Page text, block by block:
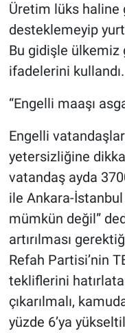
Üretim lüks haline
desteklemeyip
Bu gidişle ülkemiz
ifadelerini kullandı.
“Engelli maaşı
Engelli
yetersizliğine
vatandaş ayda
ile Ankara-
mümkün değil”
artırılması
Refah Partisi’nin
tekliflerini
çıkarılmalı,
yüzde 6’ya